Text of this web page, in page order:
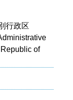
行政区
of